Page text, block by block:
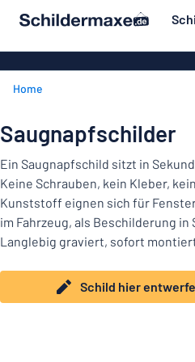
springen
Herstellung
Haus und Heim
Kennzeichnung
Namensschilder
Aufkleber
Verkehr und Fahrzeuge
Industrie und Fertigung
Unsere
Bestseller
Material
Herstellung
Haus
Kennzeichnung
zum
entwerfen
Home
Saugnapfschilder
Ein Saugnapfschild sitzt in
Keine Schrauben, kein Kleber,
Kunststoff eignen sich für
im Fahrzeug, als Beschilderung
Langlebig graviert, sofort
Schild hier